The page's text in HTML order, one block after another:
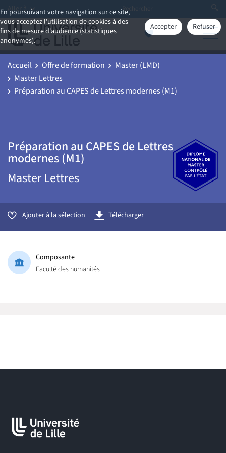
En poursuivant votre navigation sur ce site,
vous acceptez l'utilisation de cookies à des
fins de mesure d'audience (statistiques
anonymes).
Accepter Refuser
Aller à
Accueil Offre de formation
Master (LMD)
Master Lettres
Préparation au CAPES de Lettres modernes (M1)
Préparation au CAPES de Lettres
modernes (M1)
Master Lettres
Ajouter à la sélection Télécharger
Composante
Faculté des humanités